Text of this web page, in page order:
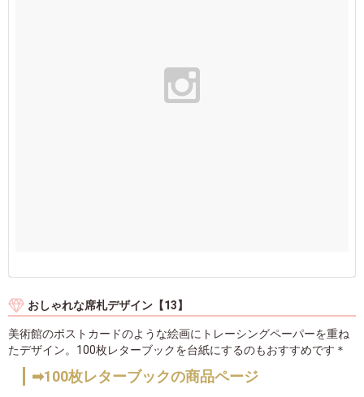
おしゃれな席札デザイン【13】
美術館のポストカードのような絵画にトレーシングペーパーを重ね
たデザイン。100枚レターブックを台紙にするのもおすすめです＊
➡100枚レターブックの商品ページ